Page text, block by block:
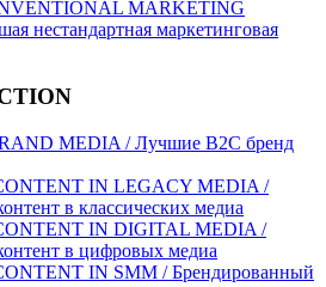
MARKETING
нестандартная маркетинговая
MEDIA / Лучшие B2C бренд
IN LEGACY MEDIA /
в классических медиа
IN DIGITAL MEDIA /
в цифровых медиа
IN SMM / Брендированный